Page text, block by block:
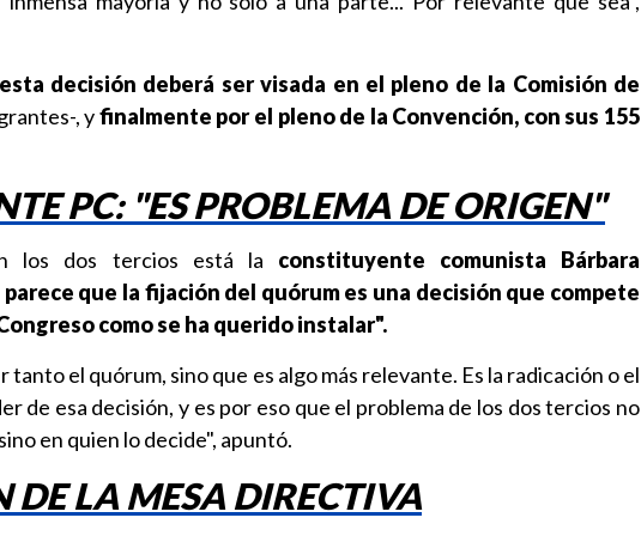
decisión deberá ser visada en el pleno de la Comisión de
, yfinalmente por el pleno de la Convención, con sus 155
PC: "ES PROBLEMA DE ORIGEN"
los dos tercios está la constituyente comunista Bárbara
que la fijación del quórum es una decisión que compete
como se ha querido instalar".
el quórum, sino que es algo más relevante. Es la radicación o el
de esa decisión, y es por eso que el problema de los dos tercios no
en quien lo decide", apuntó.
DE LA MESA DIRECTIVA